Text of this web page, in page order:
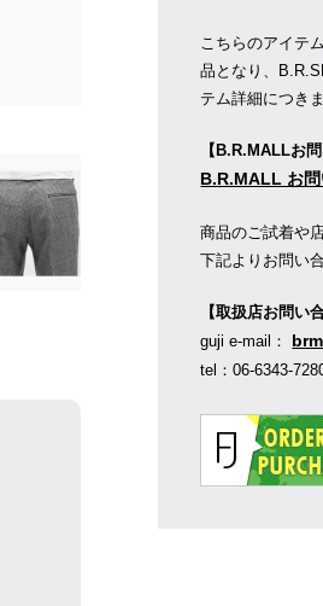
こちらのアイテ
品となり、
テム詳細につき
【B.R.MALLお
B.R.MALL お
商品のご試着や
下記よりお問い
【取扱店お問い
guji e-mail：
tel：06-6343-